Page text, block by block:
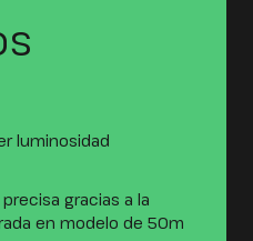
luminosidad
gracias a la
en modelo de 50m